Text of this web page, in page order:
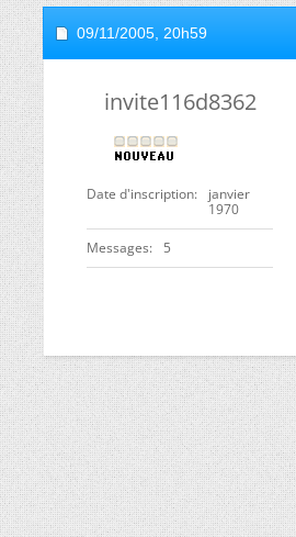
09/11/2005, 20h59
invite116d8362
Date d'inscription
janvier
1970
Messages 5